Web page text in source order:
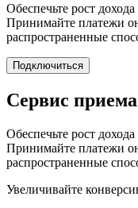
Обеспечьте рост
Принимайте платежи
распространенные
Подключиться
Сервис
Обеспечьте рост
Принимайте платежи
распространенные
Увеличивайте